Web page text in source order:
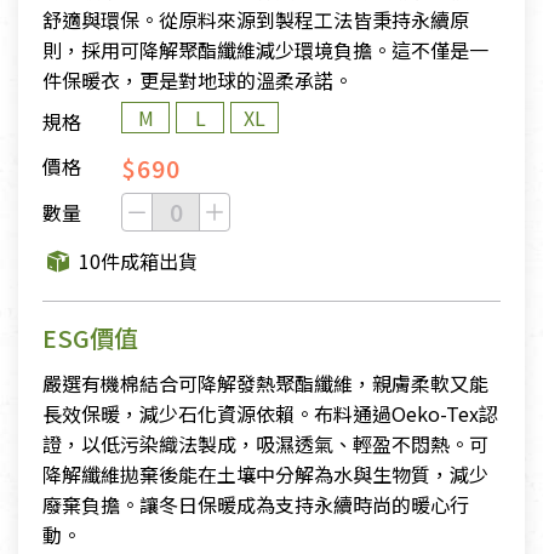
舒適與環保。從原料來源到製程工法皆秉持永續原
則，採用可降解聚酯纖維減少環境負擔。這不僅是一
件保暖衣，更是對地球的溫柔承諾。
規格
M L
XL
價格
$690
數量
10件成箱出貨
ESG價值
嚴選有機棉結合可降解發熱聚酯纖維，親膚柔軟又能
長效保暖，減少石化資源依賴。布料通過Oeko-Tex認
證，以低污染織法製成，吸濕透氣、輕盈不悶熱。可
降解纖維拋棄後能在土壤中分解為水與生物質，減少
廢棄負擔。讓冬日保暖成為支持永續時尚的暖心行
動。